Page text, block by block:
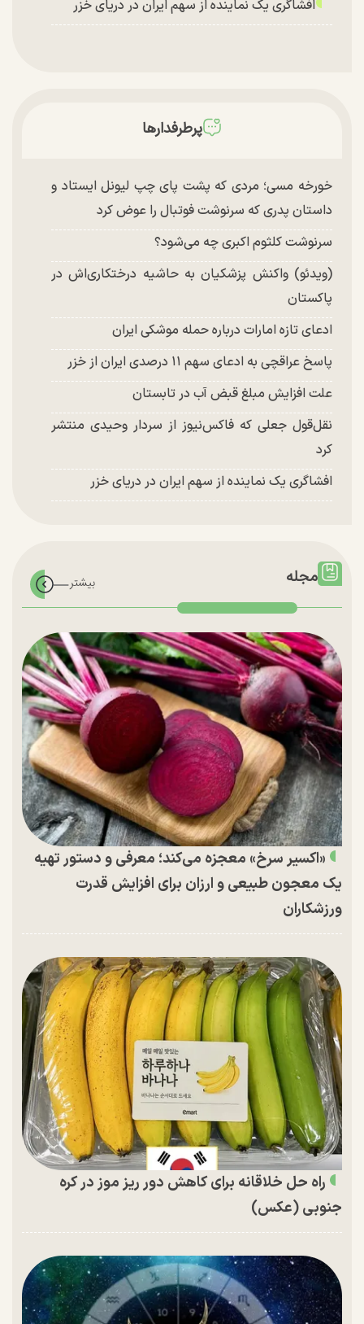
افشاگری یک نماینده از سهم ایران در دریای خزر
پرطرفدارها
خورخه مسی؛ مردی که پشت پای چپ لیونل ایستاد و
داستان پدری که سرنوشت فوتبال را عوض کرد
سرنوشت کلثوم اکبری چه می‌شود؟
(ویدئو) واکنش پزشکیان به حاشیه درختکاری‌اش در
پاکستان
ادعای تازه امارات درباره حمله موشکی ایران
پاسخ عراقچی به ادعای سهم ۱۱ درصدی ایران از خزر
علت افزایش مبلغ قبض آب در تابستان
نقل‌قول جعلی که فاکس‌نیوز از سردار وحیدی منتشر
کرد
افشاگری یک نماینده از سهم ایران در دریای خزر
مجله
«اکسیر سرخ» معجزه می‌کند؛ معرفی و دستور تهیه
یک معجون طبیعی و ارزان برای افزایش قدرت
ورزشکاران
راه حل خلاقانه برای کاهش دور ریز موز در کره
جنوبی (عکس)